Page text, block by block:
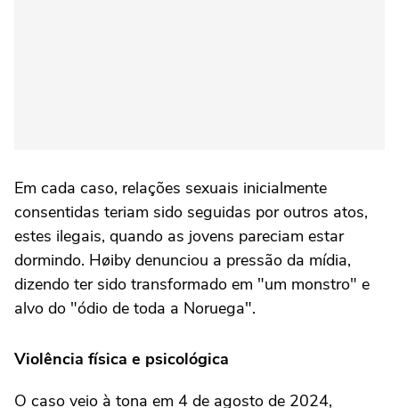
Em cada caso, relações sexuais inicialmente
consentidas teriam sido seguidas por outros atos,
estes ilegais, quando as jovens pareciam estar
dormindo. Høiby denunciou a pressão da mídia,
dizendo ter sido transformado em "um monstro" e
alvo do "ódio de toda a Noruega".
Violência física e psicológica
O caso veio à tona em 4 de agosto de 2024,